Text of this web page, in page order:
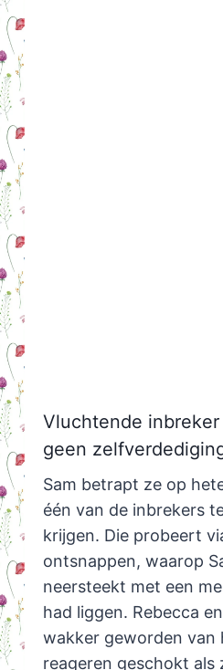
Vluchtende
geen
Sam betrapt ze op
één van de inbrekers
krijgen. Die probeert
ontsnappen, waarop
neersteekt met een
had liggen. Rebecca
wakker geworden van
reageren geschokt als